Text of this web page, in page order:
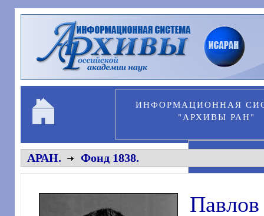
Перейти к основному содержанию
ИНФОРМАЦИОННАЯ
"АРХИВЫ РАН"
АРАН. Фонд 1838.